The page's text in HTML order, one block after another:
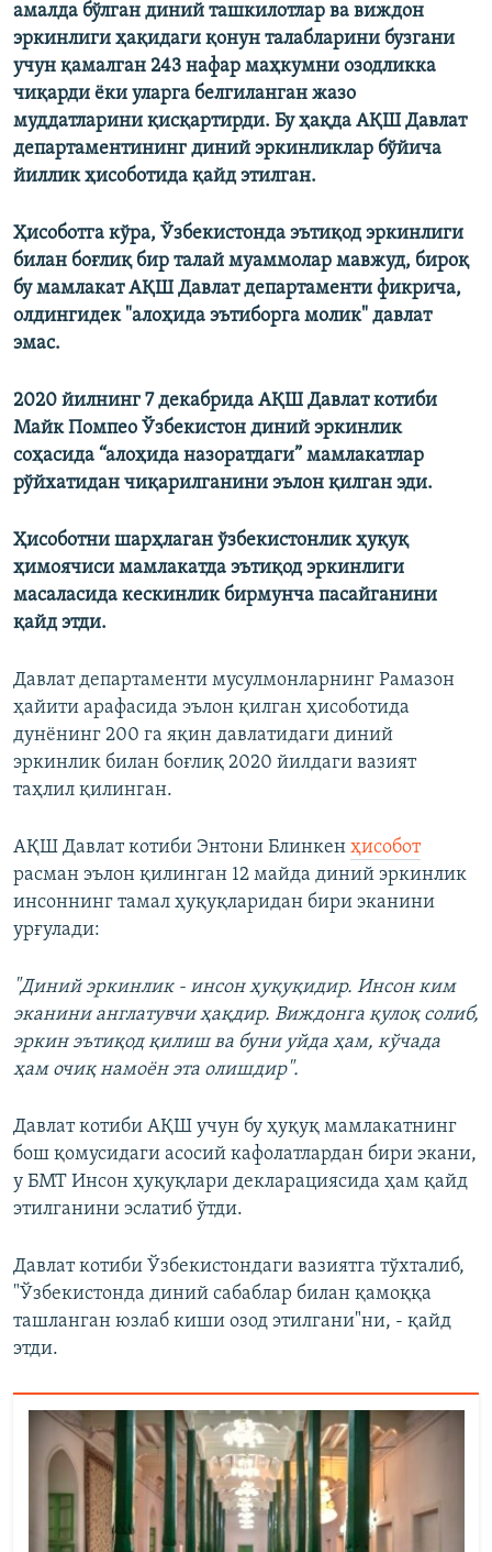
амалда бўлган диний ташкилотлар ва виждон
эркинлиги ҳақидаги қонун талабларини бузгани
учун қамалган 243 нафар маҳкумни озодликка
чиқарди ёки уларга белгиланган жазо
муддатларини қисқартирди. Бу ҳақда АҚШ Давлат
департаментининг диний эркинликлар бўйича
йиллик ҳисоботида қайд этилган.
Ҳисоботга кўра, Ўзбекистонда эътиқод эркинлиги
билан боғлиқ бир талай муаммолар мавжуд, бироқ
бу мамлакат АҚШ Давлат департаменти фикрича,
олдингидек "алоҳида эътиборга молик" давлат
эмас.
2020 йилнинг 7 декабрида АҚШ Давлат котиби
Майк Помпео Ўзбекистон диний эркинлик
соҳасида “алоҳида назоратдаги” мамлакатлар
рўйхатидан чиқарилганини эълон қилган эди.
Ҳисоботни шарҳлаган ўзбекистонлик ҳуқуқ
ҳимоячиси мамлакатда эътиқод эркинлиги
масаласида кескинлик бирмунча пасайганини
қайд этди.
Давлат департаменти мусулмонларнинг Рамазон
ҳайити арафасида эълон қилган ҳисоботида
дунёнинг 200 га яқин давлатидаги диний
эркинлик билан боғлиқ 2020 йилдаги вазият
таҳлил қилинган.
АҚШ Давлат котиби Энтони Блинкен ҳисобот
расман эълон қилинган 12 майда диний эркинлик
инсоннинг тамал ҳуқуқларидан бири эканини
урғулади:
"Диний эркинлик - инсон ҳуқуқидир. Инсон ким
эканини англатувчи ҳақдир. Виждонга қулоқ солиб,
эркин эътиқод қилиш ва буни уйда ҳам, кўчада
ҳам очиқ намоён эта олишдир".
Давлат котиби АҚШ учун бу ҳуқуқ мамлакатнинг
бош қомусидаги асосий кафолатлардан бири экани,
у БМТ Инсон ҳуқуқлари декларациясида ҳам қайд
этилганини эслатиб ўтди.
Давлат котиби Ўзбекистондаги вазиятга тўхталиб,
"Ўзбекистонда диний сабаблар билан қамоққа
ташланган юзлаб киши озод этилгани"ни, - қайд
этди.